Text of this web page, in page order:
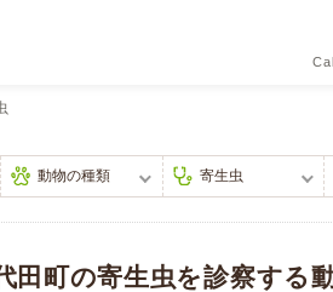
田町の寄生虫を診察する